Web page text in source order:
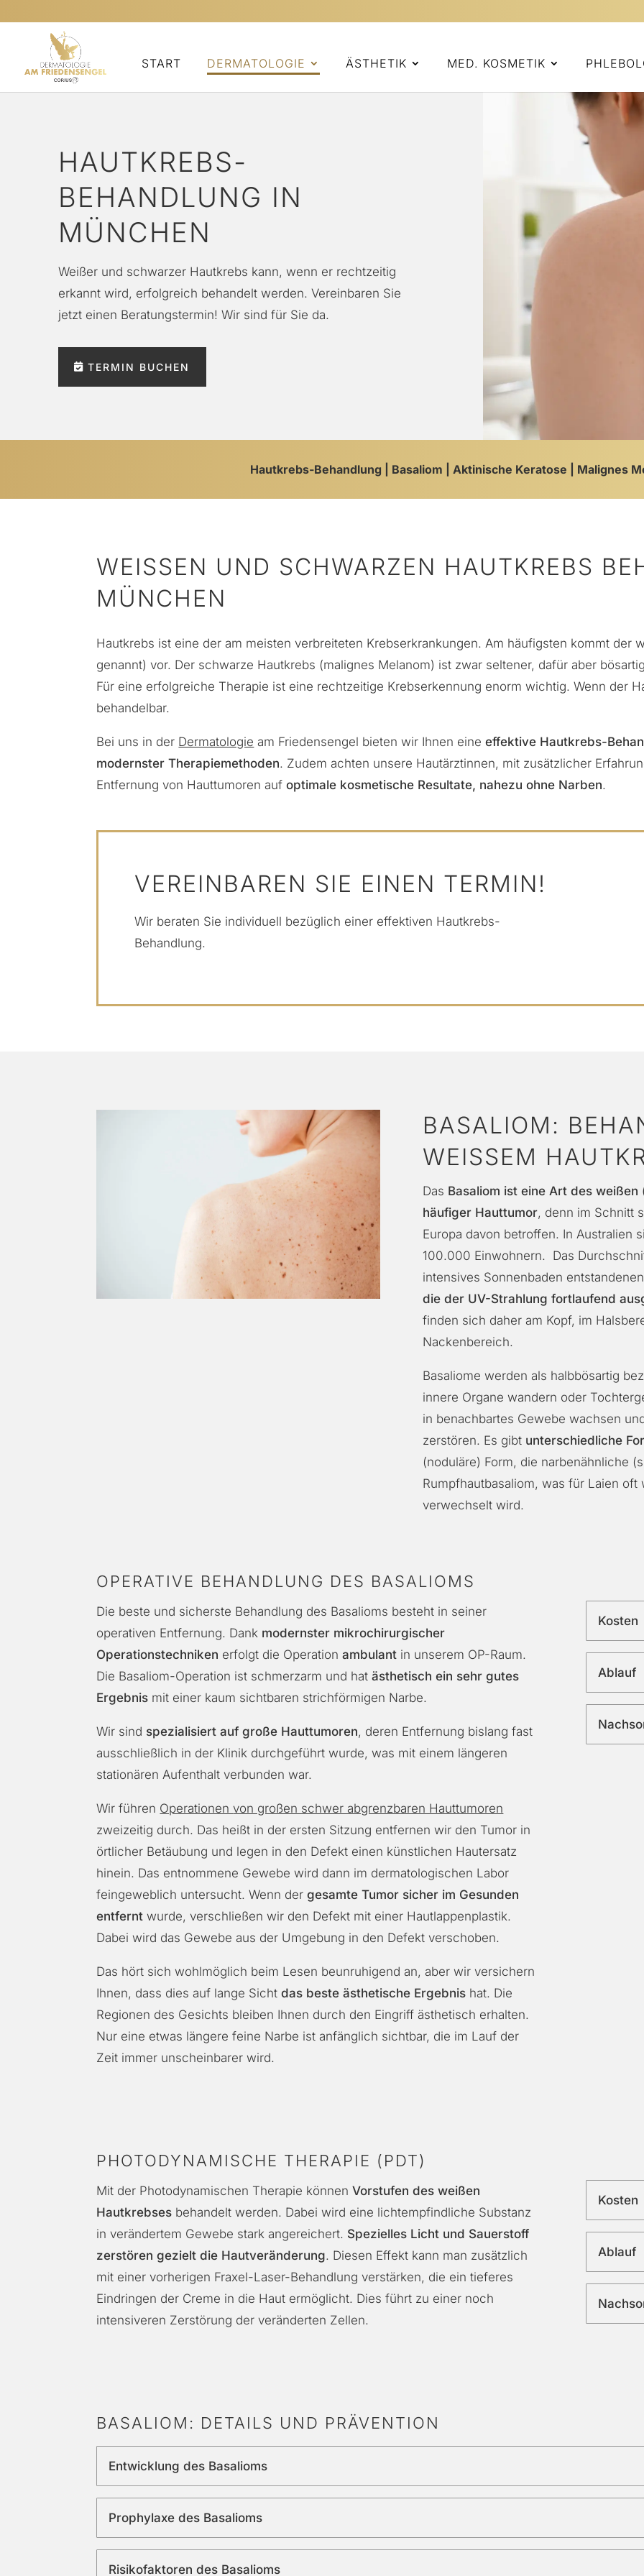
START DERMATOLOGIE ÄSTHETIK MED. KOSMETIK
HAUTKREBS-
BEHANDLUNG IN
MÜNCHEN
Weißer und schwarzer Hautkrebs kann, wenn er rechtzeitig
erkannt wird, erfolgreich behandelt werden. Vereinbaren Sie
jetzt einen Beratungstermin! Wir sind für Sie da.
TERMIN BUCHEN
Hautkrebs-Behandlung Basaliom Aktinische Keratose Malignes
WEISSEN UND SCHWARZEN HAUTKREBS
ÜNCHEN
Hautkrebs ist eine der am meisten verbreiteten Krebserkrankungen. Am häufigsten kommt der
genannt) vor. Der schwarze Hautkrebs (malignes Melanom) ist zwar seltener, dafür aber
Für eine erfolgreiche Therapie ist eine rechtzeitige Krebserkennung enorm wichtig. Wenn der
behandelbar.
Bei uns in der Dermatologie am Friedensengel bieten wir Ihnen eineeffektive Hautkrebs-
modernster Therapiemethoden. Zudem achten unsere Hautärztinnen, mit zusätzlicher
Entfernung von Hauttumoren aufoptimale kosmetische Resultate, nahezu ohne Narben.
VEREINBAREN SIE EINEN TERMIN!
Wir beraten Sie individuell bezüglich einer effektiven Hautkrebs-
Behandlung.
BASALIOM:
WEISSEM
Das Basaliom ist eine Art desweißen
häufiger Hauttumor, denn im Schnitt
Europa davon betroffen. In Australien
100.000 Einwohnern.
Das
intensives Sonnenbaden
die der UV-Strahlung fortlaufend
finden sich daher am Kopf, im
Nackenbereich.
Basaliome werden als halbbösartig
innere Organe wandern oder
in benachbartes Gewebe wachsen
zerstören. Es gibt unterschiedliche
(noduläre) Form, die narbenähnliche
Rumpfhautbasaliom, was für Laien
verwechselt wird.
OPERATIVE BEHANDLUNG DES BASALIOMS
Die beste und sicherste Behandlung des Basalioms besteht in seiner
operativen Entfernung. Dank modernster mikrochirurgischer
Operationstechniken erfolgt die Operationambulant in unserem OP-Raum.
Die Basaliom-Operation ist schmerzarm und hatästhetisch ein sehr gutes
Ergebnis mit einer kaum sichtbaren strichförmigen Narbe.
Wir sind spezialisiert auf große Hauttumoren, deren Entfernung bislang fast
ausschließlich in der Klinik durchgeführt wurde, was mit einem längeren
stationären Aufenthalt verbunden war.
Wir führen Operationenvon großen schwer abgrenzbaren Hauttumoren
zweizeitig durch. Das heißt in der ersten Sitzung entfernen wir den Tumor in
örtlicher Betäubung und legen in den Defekt einen künstlichen Hautersatz
hinein. Das entnommene Gewebe wird dann im dermatologischen Labor
feingeweblich untersucht. Wenn dergesamteTumor sicher im Gesunden
entfernt wurde, verschließen wir den Defekt mit einer Hautlappenplastik.
Dabei wird das Gewebe aus der Umgebung in den Defekt verschoben.
Das hört sich wohlmöglich beim Lesen beunruhigend an, aber wir versichern
Ihnen, dass dies auf lange Sichtdas beste ästhetische Ergebnis hat. Die
Regionen des Gesichts bleiben Ihnen durch den Eingriff ästhetisch erhalten.
Nur eine etwas längere feine Narbe ist anfänglich sichtbar, die im Lauf der
Zeit immer unscheinbarer wird.
Kosten
Ablauf
PHOTODYNAMISCHE THERAPIE (PDT)
Mit der Photodynamischen Therapie könnenVorstufen desweißen
Hautkrebses behandeltwerden. Dabei wird eine lichtempfindliche Substanz
in verändertem Gewebe stark angereichert. Spezielles Licht und Sauerstoff
zerstören gezielt die Hautveränderung. Diesen Effekt kann man zusätzlich
mit einer vorherigen Fraxel-Laser-Behandlung verstärken, die ein tieferes
Eindringen der Creme in die Haut ermöglicht. Dies führt zu einer noch
intensiveren Zerstörung der veränderten Zellen.
Kosten
Ablauf
BASALIOM: DETAILS UND PRÄVENTION
Entwicklung des Basalioms
Prophylaxe des Basalioms
Risikofaktoren des Basalioms